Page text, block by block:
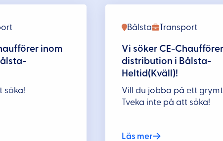
inom
söka!
Transport
Bålsta
Vi söker CE-
distribution i Bålsta-
Heltid(Kväll)!
Vill du jobba på ett
Tveka inte på att söka!
Läs mer